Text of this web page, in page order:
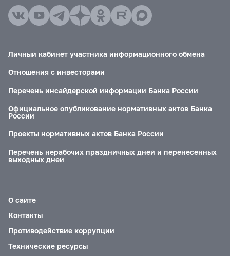
Личный кабинет участника информационного обмена
Отношения с инвесторами
Перечень инсайдерской информации Банка России
Официальное опубликование нормативных актов Банка
России
Проекты нормативных актов Банка России
Перечень нерабочих праздничных дней и перенесенных
выходных дней
О сайте
Контакты
Противодействие коррупции
Технические ресурсы